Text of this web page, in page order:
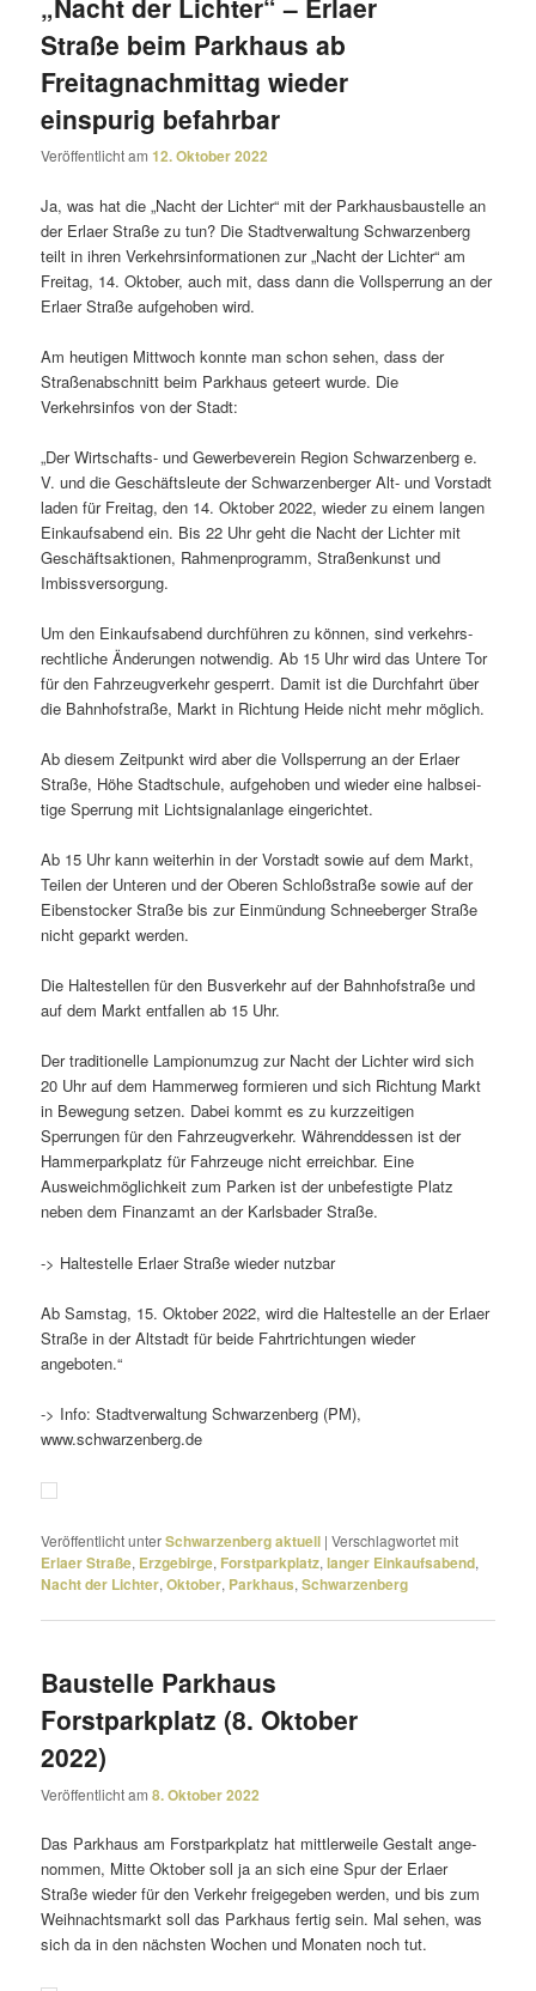
„Nacht der Lichter“ – Erlaer
Straße beim Parkhaus ab
Freitagnachmittag wieder
einspurig befahrbar
Veröffentlicht am12. Oktober 2022
Ja, was hat die „Nacht der Lichter“ mit der Parkhausbaustelle an
der Erlaer Straße zu tun? Die Stadtverwaltung Schwarzenberg
teilt in ihren Verkehrsinformationen zur „Nacht der Lichter“ am
Freitag, 14. Oktober, auch mit, dass dann die Vollsperrung an der
Erlaer Straße aufge­hoben wird.
Am heutigen Mittwoch konnte man schon sehen, dass der
Straßenabschnitt beim Parkhaus geteert wurde. Die
Verkehrsinfos von der Stadt:
„Der Wirtschafts- und Gewerbeverein Region Schwarzenberg e.
V. und die Geschäftsleute der Schwarzenberger Alt- und Vorstadt
laden für Freitag, den 14. Oktober 2022, wieder zu einem langen
Einkaufsabend ein. Bis 22 Uhr geht die Nacht der Lichter mit
Geschäftsaktionen, Rahmenprogramm, Straßenkunst und
Imbissversorgung.
Um den Einkaufsabend durch­führen zu können, sind verkehrs­
recht­liche Änderungen notwendig. Ab 15 Uhr wird das Untere Tor
für den Fahrzeugverkehr gesperrt. Damit ist die Durchfahrt über
die Bahnhofstraße, Markt in Richtung Heide nicht mehr möglich.
Ab diesem Zeitpunkt wird aber die Vollsperrung an der Erlaer
Straße, Höhe Stadtschule, aufge­hoben und wieder eine halb­sei­
tige Sperrung mit Lichtsignalanlage eingerichtet.
Ab 15 Uhr kann weiterhin in der Vorstadt sowie auf dem Markt,
Teilen der Unteren und der Oberen Schloßstraße sowie auf der
Eibenstocker Straße bis zur Einmündung Schneeberger Straße
nicht geparkt werden.
Die Haltestellen für den Busverkehr auf der Bahnhofstraße und
auf dem Markt entfallen ab 15 Uhr.
Der tradi­tio­nelle Lampionumzug zur Nacht der Lichter wird sich
20 Uhr auf dem Hammerweg formieren und sich Richtung Markt
in Bewegung setzen. Dabei kommt es zu kurz­zei­tigen
Sperrungen für den Fahrzeugverkehr. Währenddessen ist der
Hammerparkplatz für Fahrzeuge nicht erreichbar. Eine
Ausweichmöglichkeit zum Parken ist der unbe­fes­tigte Platz
neben dem Finanzamt an der Karlsbader Straße.
-> Haltestelle Erlaer Straße wieder nutzbar
Ab Samstag, 15. Oktober 2022, wird die Haltestelle an der Erlaer
Straße in der Altstadt für beide Fahrtrichtungen wieder
angeboten.“
-> Info: Stadtverwaltung Schwarzenberg (PM),
www.schwarzenberg.de
Veröffentlicht unterSchwarzenberg aktuell |Verschlagwortet mit
Erlaer Straße, Erzgebirge, Forstparkplatz,langer Einkaufsabend,
Nacht der Lichter,Oktober, Parkhaus,Schwarzenberg
Baustelle Parkhaus
Forstparkplatz (8. Oktober
2022)
Veröffentlicht am8. Oktober 2022
Das Parkhaus am Forstparkplatz hat mitt­ler­weile Gestalt ange­
nommen, Mitte Oktober soll ja an sich eine Spur der Erlaer
Straße wieder für den Verkehr frei­ge­geben werden, und bis zum
Weihnachtsmarkt soll das Parkhaus fertig sein. Mal sehen, was
sich da in den nächsten Wochen und Monaten noch tut.